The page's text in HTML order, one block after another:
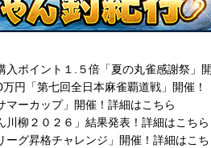
入ポイント１.５倍「夏の丸雀感謝祭」
円「第七回全日本麻雀覇道戦」開催！
マーカップ」開催！詳細はこちら
川柳２０２６」結果発表！詳細はこちら
ーグ昇格チャレンジ」開催！詳細はこ